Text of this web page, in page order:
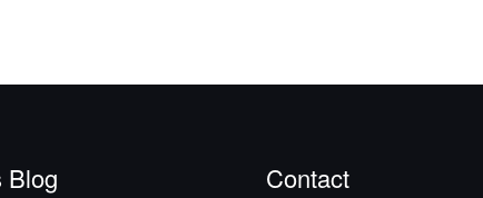
Blog Contact